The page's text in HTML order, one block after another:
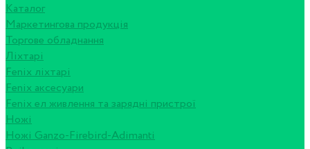
Каталог
Маркетингова продукція
Торгове обладнання
Ліхтарі
Fenix ліхтарі
Fenix аксесуари
Fenix ел живлення та зарядні пристрої
Ножі
Ножі Ganzo-Firebird-Adimanti